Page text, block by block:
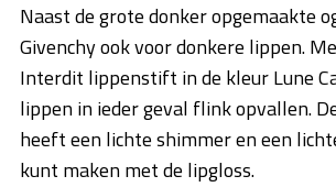
Naast de grote donker opgemaakte
Givenchy ook voor donkere lippen.
Interdit lippenstift in de kleur Lune
lippen in ieder geval flink opvallen.
heeft een lichte shimmer en een
kunt maken met de lipgloss.